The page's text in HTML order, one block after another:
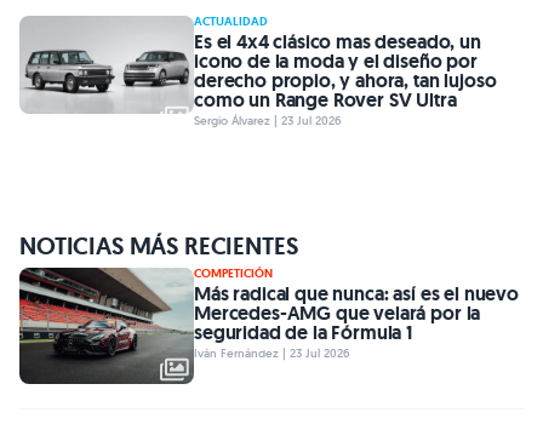
ACTUALIDAD
Es el 4x4 clásico mas deseado, un
icono de la moda y el diseño por
derecho propio, y ahora, tan lujoso
como un Range Rover SV Ultra
Sergio Álvarez | 23 Jul 2026
NOTICIAS MÁS RECIENTES
COMPETICIÓN
Más radical que nunca: así es el nuevo
Mercedes-AMG que velará por la
seguridad de la Fórmula 1
Iván Fernández | 23 Jul 2026